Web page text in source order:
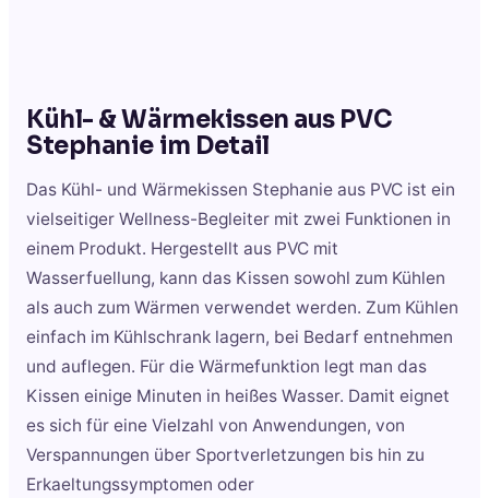
Kühl- & Wärmekissen aus PVC
Stephanie im Detail
Das Kühl- und Wärmekissen Stephanie aus PVC ist ein
vielseitiger Wellness-Begleiter mit zwei Funktionen in
einem Produkt. Hergestellt aus PVC mit
Wasserfuellung, kann das Kissen sowohl zum Kühlen
als auch zum Wärmen verwendet werden. Zum Kühlen
einfach im Kühlschrank lagern, bei Bedarf entnehmen
und auflegen. Für die Wärmefunktion legt man das
Kissen einige Minuten in heißes Wasser. Damit eignet
es sich für eine Vielzahl von Anwendungen, von
Verspannungen über Sportverletzungen bis hin zu
Erkaeltungssymptomen oder